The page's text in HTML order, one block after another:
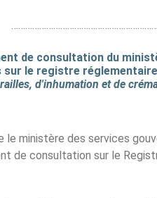
de consultation du
sur le registre
d'inhumation et de
le ministère des services
de consultation sur le